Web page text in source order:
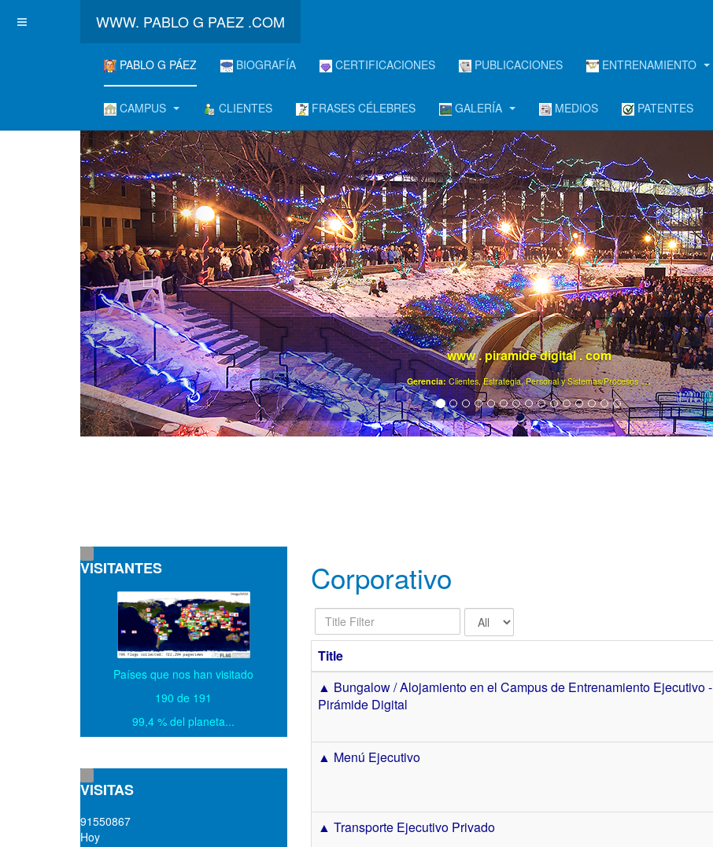
WWW. PABLO G PAEZ .COM
PABLO G PÁEZ BIOGRAFÍA CERTIFICACIONES PUBLICACIONES ENTRENAMIENTO
CAMPUS CLIENTES FRASES CÉLEBRES GALERÍA MEDIOS PATENTES
www . piramide digital . com
Gerencia: Clientes, Estrategia, Personal y Sistemas/Procesos...
Corporativo
Title
Filter
Display
#
Title
▲ Bungalow / Alojamiento en el Campus de Entrenamiento Ejecutivo -
Pirámide Digital
▲ Menú Ejecutivo
▲ Transporte Ejecutivo Privado
VISITANTES
Países que nos han visitado
190 de 191
99,4 % del planeta...
VISITAS
91550867
Hoy